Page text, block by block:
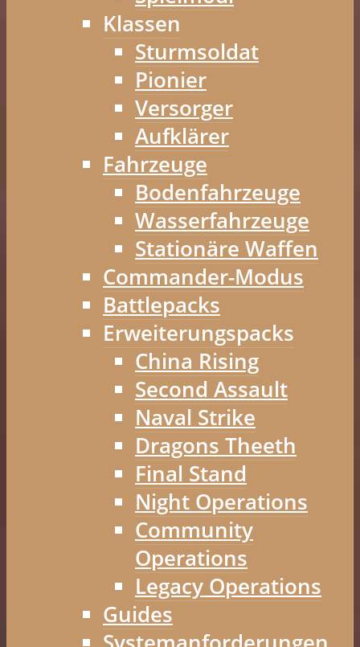
Klassen
Sturmsoldat
Pionier
Versorger
Aufklärer
Fahrzeuge
Bodenfahrzeuge
Wasserfahrzeuge
Stationäre Waffen
Commander-Modus
Battlepacks
Erweiterungspacks
China Rising
Second Assault
Naval Strike
Dragons Theeth
Final Stand
Night Operations
Community
Operations
Legacy Operations
Guides